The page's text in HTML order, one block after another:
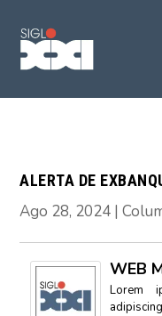
ALERTA DE
Ago 28, 2024 |
WEB
Lorem